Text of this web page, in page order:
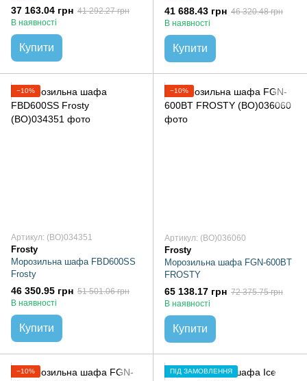
37 163.04 грн 41 292.27 грн
В наявності
Купити
41 688.43 грн 46 320.48 грн
В наявності
Купити
−10%
Артикул: (BO)034351
Frosty
Морозильна шафа FBD600SS
Frosty
46 350.95 грн 51 501.06 грн
В наявності
Купити
−10%
Артикул: (BO)036060
Frosty
Морозильна шафа FGN-600BT
FROSTY
65 138.17 грн 72 375.75 грн
В наявності
Купити
−10% ПІД ЗАМОВЛЕННЯ